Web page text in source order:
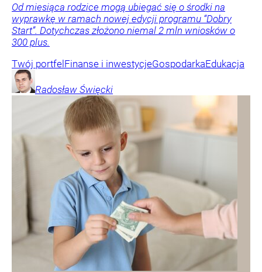
Od miesiąca rodzice mogą ubiegać się o środki na
wyprawkę w ramach nowej edycji programu “Dobry
Start”. Dotychczas złożono niemal 2 mln wniosków o
300 plus.
Twój portfelFinanse i inwestycjeGospodarkaEdukacja
Radosław Święcki